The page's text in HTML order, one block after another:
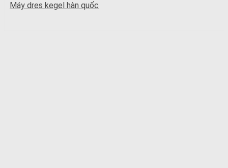
Máy dres kegel hàn quốc